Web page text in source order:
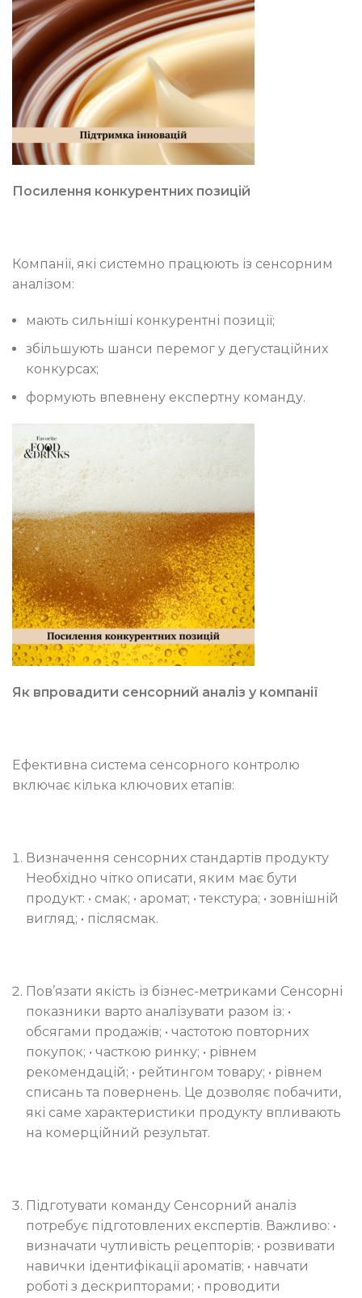
Посилення конкурентних позицій
Компанії, які системно працюють із сенсорним
аналізом:
мають сильніші конкурентні позиції;
збільшують шанси перемог у дегустаційних
конкурсах;
формують впевнену експертну команду.
Як впровадити сенсорний аналіз у компанії
Ефективна система сенсорного контролю
включає кілька ключових етапів:
Визначення сенсорних стандартів продукту
Необхідно чітко описати, яким має бути
продукт: • смак; • аромат; • текстура; • зовнішній
вигляд; • післясмак.
Пов’язати якість із бізнес-метриками Сенсорні
показники варто аналізувати разом із: •
обсягами продажів; • частотою повторних
покупок; • часткою ринку; • рівнем
рекомендацій; • рейтингом товару; • рівнем
списань та повернень. Це дозволяє побачити,
які саме характеристики продукту впливають
на комерційний результат.
Підготувати команду Сенсорний аналіз
потребує підготовлених експертів. Важливо: •
визначати чутливість рецепторів; • розвивати
навички ідентифікації ароматів; • навчати
роботі з дескрипторами; • проводити